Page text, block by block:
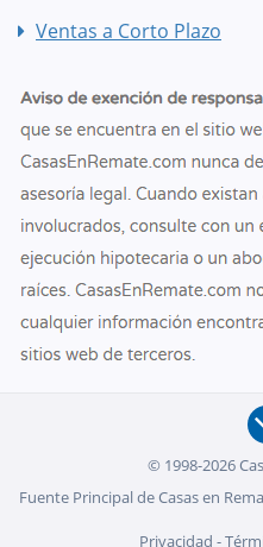
Ventas a Corto Plazo
© 1998-2026
Fuente Principal de Casas en
Privacidad -